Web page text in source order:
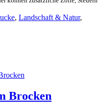
, Landschaft & Natur,
Brocken